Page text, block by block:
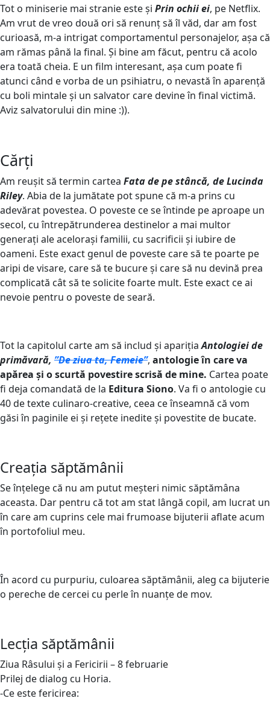
Tot o miniserie mai stranie este și Prin ochii ei, pe Netflix.
Am vrut de vreo două ori să renunț să îl văd, dar am fost
curioasă, m-a intrigat comportamentul personajelor, așa că
am rămas până la final. Și bine am făcut, pentru că acolo
era toată cheia. E un film interesant, așa cum poate fi
atunci când e vorba de un psihiatru, o nevastă în aparență
cu boli mintale și un salvator care devine în final victimă.
Aviz salvatorului din mine :)).
Cărți
Am reușit să termin cartea Fata de pe stâncă, de Lucinda
Riley. Abia de la jumătate pot spune că m-a prins cu
adevărat povestea. O poveste ce se întinde pe aproape un
secol, cu întrepătrunderea destinelor a mai multor
generați ale acelorași familii, cu sacrificii și iubire de
oameni. Este exact genul de poveste care să te poarte pe
aripi de visare, care să te bucure și care să nu devină prea
complicată cât să te solicite foarte mult. Este exact ce ai
nevoie pentru o poveste de seară.
Tot la capitolul carte am să includ și aparițiaAntologiei de
primăvară, ”De ziua ta, Femeie”, antologie în care va
apărea și o scurtă povestire scrisă de mine. Cartea poate
fi deja comandată de la Editura Siono. Va fi o antologie cu
40 de texte culinaro-creative, ceea ce înseamnă că vom
găsi în paginile ei și rețete inedite și povestite de bucate.
Creația săptămânii
Se înțelege că nu am putut meșteri nimic săptămâna
aceasta. Dar pentru că tot am stat lângă copil, am lucrat un
în care am cuprins cele mai frumoase bijuterii aflate acum
în portofoliul meu.
În acord cu purpuriu, culoarea săptămânii, aleg ca bijuterie
o pereche de cercei cu perle în nuanțe de mov.
Lecția săptămânii
Ziua Râsului și a Fericirii – 8 februarie
Prilej de dialog cu Horia.
-Ce este fericirea: